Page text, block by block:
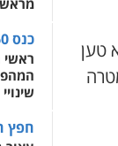
טען
חפץ
עצור
יחסי
עורך